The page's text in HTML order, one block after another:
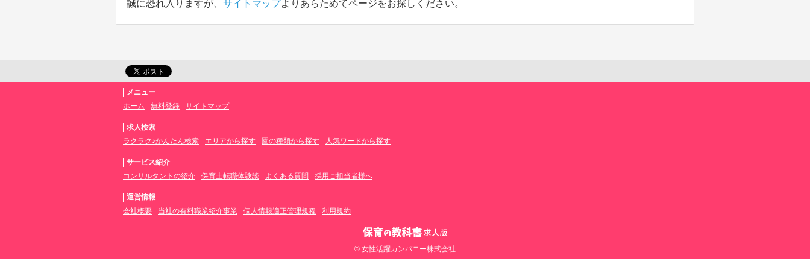
誠に恐れ入りますが、 サイトマップよりあらためてページをお探しください。
メニュー
ホーム
無料登録 サイトマップ
求人検索
ラクラク♪かんたん検索
エリアから探す 園の種類から探す 人気ワードから探す
サービス紹介
コンサルタントの紹介
保育士転職体験談 よくある質問 採用ご担当者様へ
運営情報
会社概要
当社の有料職業紹介事業 個人情報適正管理規程 利用規約
© 女性活躍カンパニー株式会社